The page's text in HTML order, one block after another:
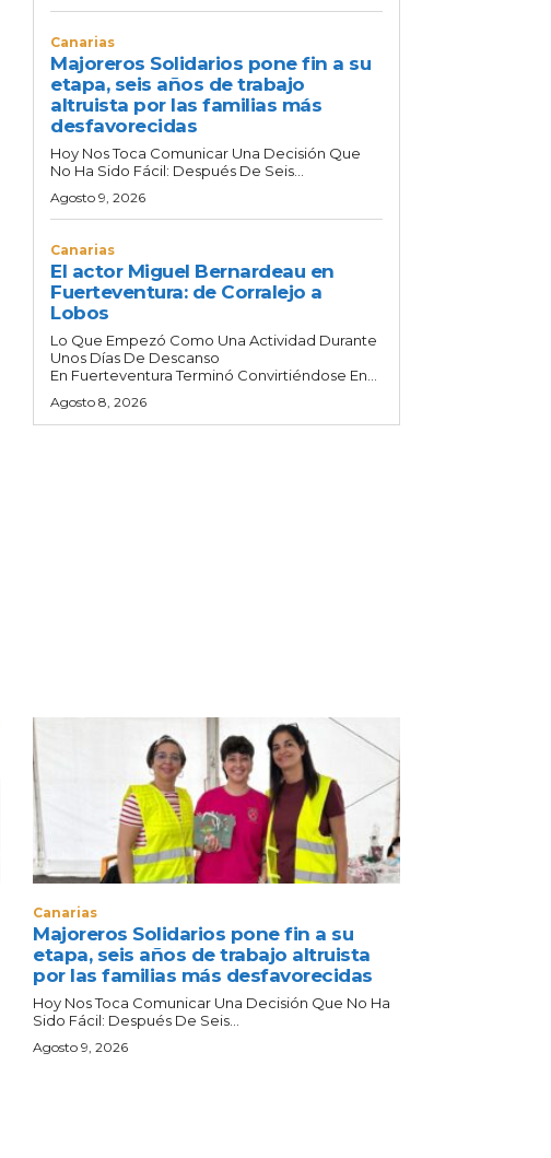
Canarias
Majoreros Solidarios pone fin a su
etapa, seis años de trabajo
altruista por las familias más
desfavorecidas
Hoy Nos Toca Comunicar Una Decisión Que
No Ha Sido Fácil: Después De Seis...
Agosto 9, 2026
Canarias
El actor Miguel Bernardeau en
Fuerteventura: de Corralejo a
Lobos
Lo Que Empezó Como Una Actividad Durante
Unos Días De Descanso
En Fuerteventura Terminó Convirtiéndose En...
Agosto 8, 2026
Canarias
Majoreros Solidarios pone fin a su
etapa, seis años de trabajo altruista
por las familias más desfavorecidas
Hoy Nos Toca Comunicar Una Decisión Que No Ha
Sido Fácil: Después De Seis...
Agosto 9, 2026